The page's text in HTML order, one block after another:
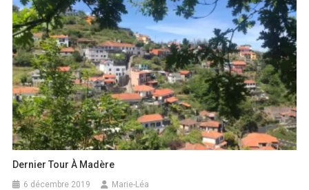
Dernier Tour À Madère
6 décembre 2019 Marie-Léa